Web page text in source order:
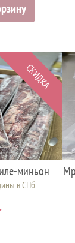
СКИДКА
миньон
в СПб